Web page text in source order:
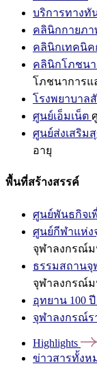
บริการทางทั
คลินิกกายภา
คลินิกเทคนิ
คลินิกโภชน
โภชนาการแ
โรงพยาบาล
ศูนย์เอ็มเน็ต
ศูนย์ส่งเสริม
อายุ
พื้นที่สร้างสรรค์
ศูนย์พันธกิจเ
ศูนย์กีฬาแห่ง
จุฬาลงกรณ์ม
ธรรมสถาน
จุฬาลงกรณ์ม
อุทยาน 100
จุฬาลงกรณ์
Highlights
ข่าวสารทั้งห